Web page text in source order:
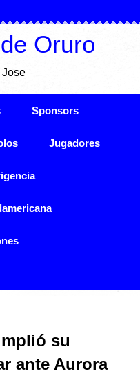
Oruro
Jose
Sponsors
Jugadores
su
ante Aurora